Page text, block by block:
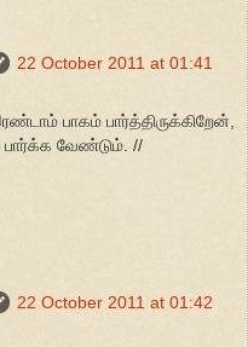
22 October 2011 at 01:41
பாகம் பார்த்திருக்கிறேன்,
பார்க்க வேண்டும். //
22 October 2011 at 01:42